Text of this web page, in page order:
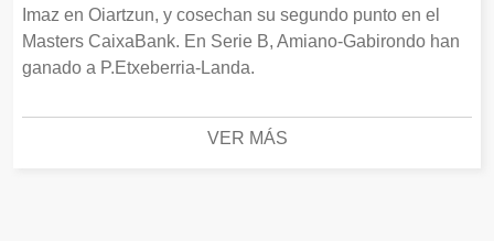
Imaz en Oiartzun, y cosechan su segundo punto en el
Masters CaixaBank. En Serie B, Amiano-Gabirondo han
ganado a P.Etxeberria-Landa.
VER MÁS